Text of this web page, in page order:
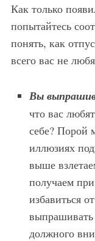
Как только
попытайтесь
понять, как
всего вас не
Вы
что вас
себе? Порой
иллюзиях
выше
получаем
избавиться
должного